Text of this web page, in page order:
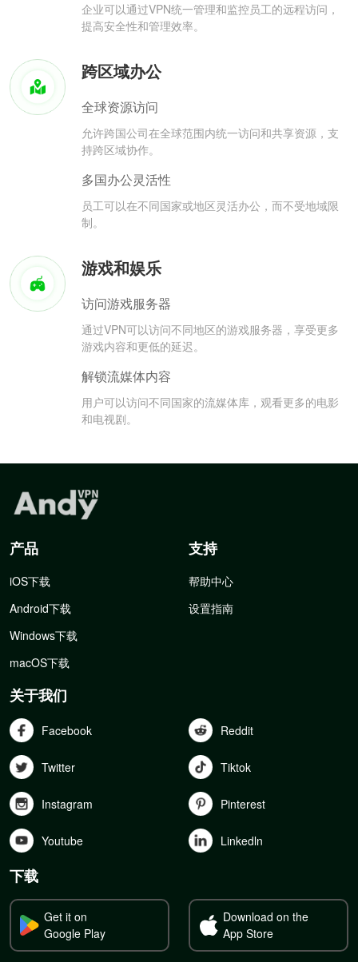
企业可以通过VPN统一管理和监控员工的远程访问，
提高安全性和管理效率。
跨区域办公
全球资源访问
允许跨国公司在全球范围内统一访问和共享资源，支
持跨区域协作。
多国办公灵活性
员工可以在不同国家或地区灵活办公，而不受地域限
制。
游戏和娱乐
访问游戏服务器
通过VPN可以访问不同地区的游戏服务器，享受更多
游戏内容和更低的延迟。
解锁流媒体内容
用户可以访问不同国家的流媒体库，观看更多的电影
和电视剧。
产品
iOS下载
Android下载
Windows下载
macOS下载
支持
帮助中心
设置指南
关于我们
Facebook Reddit
Twitter Tiktok
Instagram Pinterest
Youtube Linkedln
下载
Get it on
Google Play
Download on the
App Store